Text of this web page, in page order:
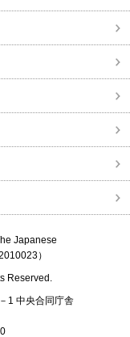
Japanese
）
Reserved.
1 中央合同庁舎